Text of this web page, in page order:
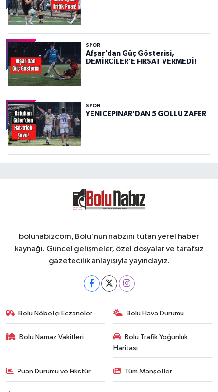
SPOR
Afşar’dan Güç Gösterisi,
DEMİRCİLER’E FIRSAT VERMEDİ!
SPOR
YENİCEPINAR’DAN 5 GOLLÜ ZAFER
bolunabizcom, Bolu'nun nabzını tutan yerel haber
kaynağı. Güncel gelişmeler, özel dosyalar ve tarafsız
gazetecilik anlayışıyla yayındayız.
Bolu Nöbetçi Eczaneler Bolu Hava Durumu
Bolu Namaz Vakitleri
Bolu Trafik Yoğunluk
Haritası
Puan Durumu ve Fikstür Tüm Manşetler